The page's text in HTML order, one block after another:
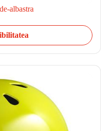
albastra